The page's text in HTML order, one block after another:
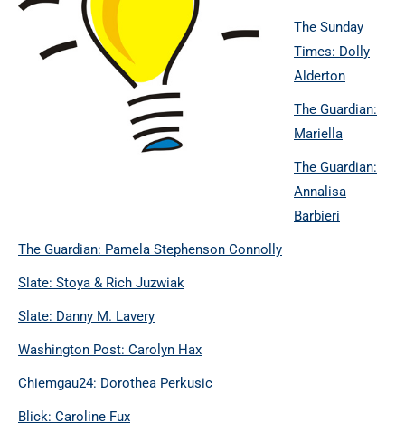
The Sunday
Times: Dolly
Alderton
The Guardian:
Mariella
The Guardian:
Annalisa
Barbieri
The Guardian: Pamela Stephenson Connolly
Slate: Stoya & Rich Juzwiak
Slate: Danny M. Lavery
Washington Post: Carolyn Hax
Chiemgau24: Dorothea Perkusic
Blick: Caroline Fux